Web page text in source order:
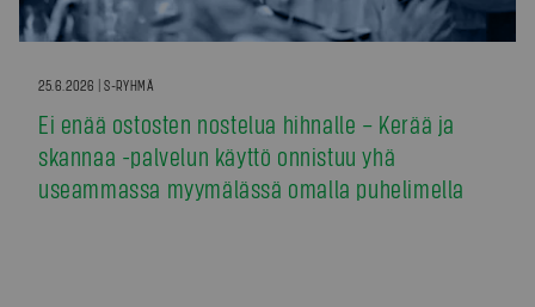
25.6.2026 | S-RYHMÄ
Ei enää ostosten nostelua hihnalle – Kerää ja
skannaa -palvelun käyttö onnistuu yhä
useammassa myymälässä omalla puhelimella